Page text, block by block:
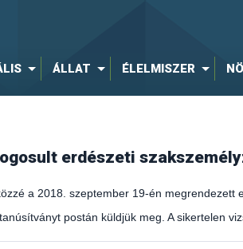
ÁLLAT ÉLELMISZER
erdészeti
a 2018. szeptember 19-én
postán küldjük meg. A sikertelen